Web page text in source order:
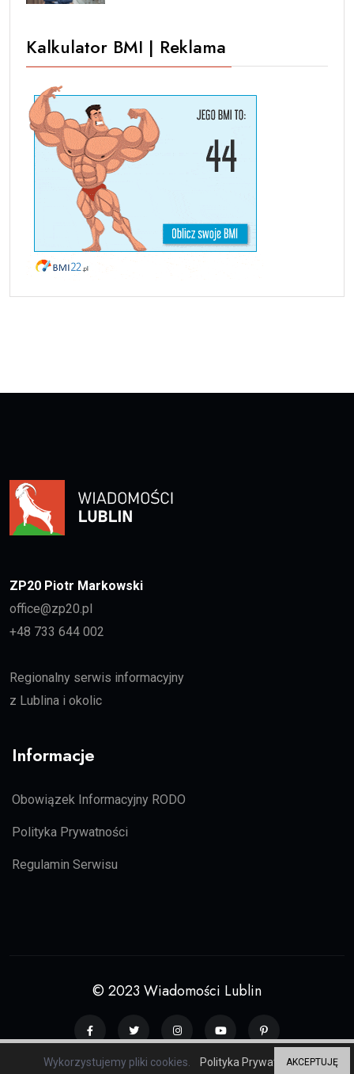
Kalkulator BMI | Reklama
ZP20 Piotr Markowski
office@zp20.pl
+48 733 644 002
Regionalny serwis informacyjny
z Lublina i okolic
Informacje
Obowiązek Informacyjny RODO
Polityka Prywatności
Regulamin Serwisu
© 2023 Wiadomości Lublin
Grupa serwisów regionalnych ZP20
Wykorzystujemy pliki cookies. Polityka PrywatnościAKCEPTUJĘ